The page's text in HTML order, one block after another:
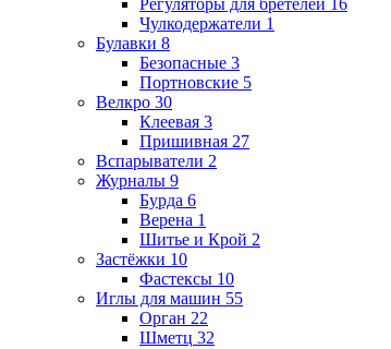
Чулкодержатели 1
Булавки 8
Безопасные 3
Портновские 5
Велкро 30
Клеевая 3
Пришивная 27
Вспарыватели 2
Журналы 9
Бурда 6
Верена 1
Шитье и Крой 2
Застёжки 10
Фастексы 10
Иглы для машин 55
Орган 22
Шметц 32